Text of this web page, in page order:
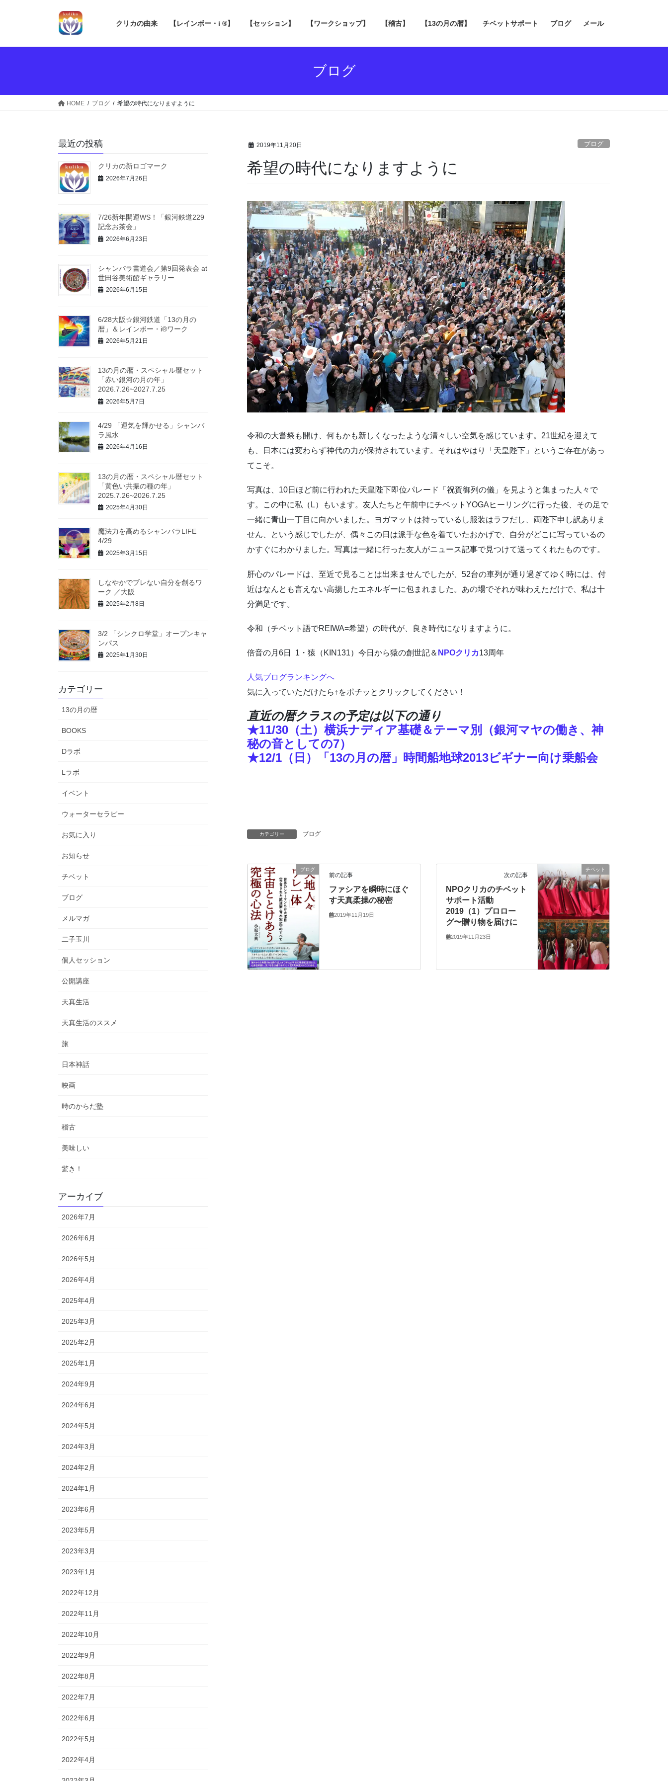
クリカの由来 【レインボー・i ®】 【セッション】 【ワークショップ】 【稽古】 【13の月の暦】 チベットサポート ブログ メール
ブログ
HOME ブログ 希望の時代になりますように
2019年11月20日 ブログ
希望の時代になりますように
令和の大嘗祭も開け、何もかも新しくなったような清々しい空気を感じています。21世紀を迎えて
も、日本には変わらず神代の力が保持されています。それはやはり「天皇陛下」というご存在があっ
てこそ。
写真は、10日ほど前に行われた天皇陛下即位パレード「祝賀御列の儀」を見ようと集まった人々で
す。この中に私（L）もいます。友人たちと午前中にチベットYOGAヒーリングに行った後、その足で
一緒に青山一丁目に向かいました。ヨガマットは持っているし服装はラフだし、両陛下申し訳ありま
せん、という感じでしたが、偶々この日は派手な色を着ていたおかげで、自分がどこに写っているの
かすぐにわかりました。写真は一緒に行った友人がニュース記事で見つけて送ってくれたものです。
肝心のパレードは、至近で見ることは出来ませんでしたが、52台の車列が通り過ぎてゆく時には、付
近はなんとも言えない高揚したエネルギーに包まれました。あの場でそれが味わえただけで、私は十
分満足です。
令和（チベット語でREIWA=希望）の時代が、良き時代になりますように。
倍音の月6日 1・猿（KIN131）今日から猿の創世記＆ NPOクリカ13周年
人気ブログランキングへ
気に入っていただけたら↑をポチッとクリックしてください！
直近の暦クラスの予定は以下の通り
★11/30（土）横浜ナディア基礎＆テーマ別（銀河マヤの働き、神
秘の音としての7）
★12/1（日）「13の月の暦」時間船地球2013ビギナー向け乗船会
カテゴリー ブログ
ブログ
前の記事
ファシアを瞬時にほぐ
す天真柔操の秘密
2019年11月19日
チベット
次の記事
NPOクリカのチベット
サポート活動
2019（1）プロロー
グ〜贈り物を届けに
2019年11月23日
最近の投稿
クリカの新ロゴマーク
2026年7月26日
7/26新年開運WS！「銀河鉄道229
記念お茶会」
2026年6月23日
シャンバラ書道会／第9回発表会 at
世田谷美術館ギャラリー
2026年6月15日
6/28大阪☆銀河鉄道「13の月の
暦」＆レインボー・i®ワーク
2026年5月21日
13の月の暦・スペシャル暦セット
「赤い銀河の月の年」
2026.7.26~2027.7.25
2026年5月7日
4/29 「運気を輝かせる」シャンバ
ラ風水
2026年4月16日
13の月の暦・スペシャル暦セット
「黄色い共振の種の年」
2025.7.26~2026.7.25
2025年4月30日
魔法力を高めるシャンバラLIFE
4/29
2025年3月15日
しなやかでブレない自分を創るワ
ーク ／大阪
2025年2月8日
3/2 「シンクロ学堂」オープンキャ
ンパス
2025年1月30日
カテゴリー
13の月の暦
BOOKS
Dラボ
Lラボ
イベント
ウォーターセラピー
お気に入り
お知らせ
チベット
ブログ
メルマガ
二子玉川
個人セッション
公開講座
天真生活
天真生活のススメ
旅
日本神話
映画
時のからだ塾
稽古
美味しい
驚き！
アーカイブ
2026年7月
2026年6月
2026年5月
2026年4月
2025年4月
2025年3月
2025年2月
2025年1月
2024年9月
2024年6月
2024年5月
2024年3月
2024年2月
2024年1月
2023年6月
2023年5月
2023年3月
2023年1月
2022年12月
2022年11月
2022年10月
2022年9月
2022年8月
2022年7月
2022年6月
2022年5月
2022年4月